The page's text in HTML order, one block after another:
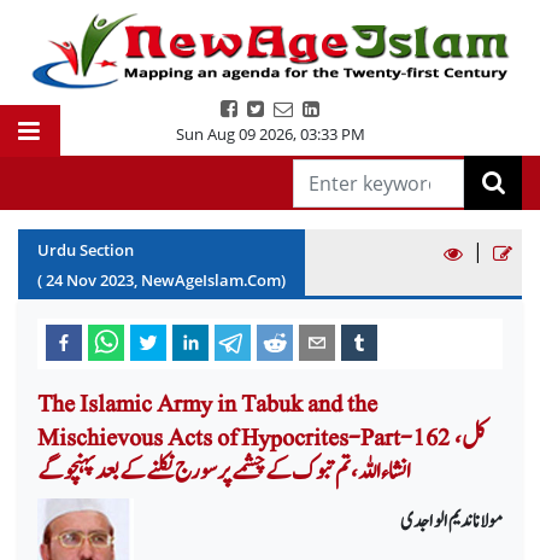
Sun Aug 09 2026,03:33 PM
Urdu Section
(24 Nov2023, NewAgeIslam.Com)
|
The Islamic Army in Tabuk and the
Mischievous Acts of Hypocrites-Part-162 کل،
انشاء اللہ، تم تبوک کے چشمے پر سورج نکلنے کے بعد پہنچوگے
مولانا ندیم الواجدی